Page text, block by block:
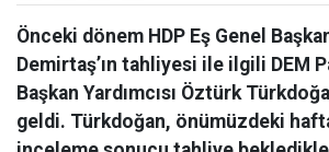
Önceki dönem HDP Eş Genel
Demirtaş’ın tahliyesi ile ilgili DEM
Başkan Yardımcısı Öztürk
geldi. Türkdoğan, önümüzdeki